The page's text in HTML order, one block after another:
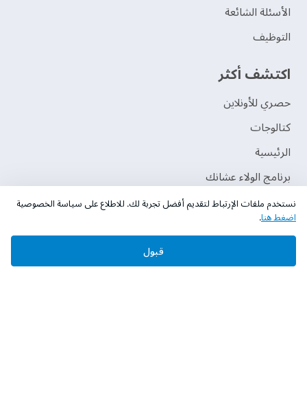
الأسئلة الشائعة
التوظيف
اكتشف أكثر
حصري للأونلاين
‫كتالوجات‬
الرئيسية
برنامج الولاء عشانك
حقوق النشر © 2026 دهانات الجزيرة
نستخدم ملفات الإرتباط لتقديم أفضل تجربة لك. للاطلاع على سياسة الخصوصية
اضغط هنا.
قبول